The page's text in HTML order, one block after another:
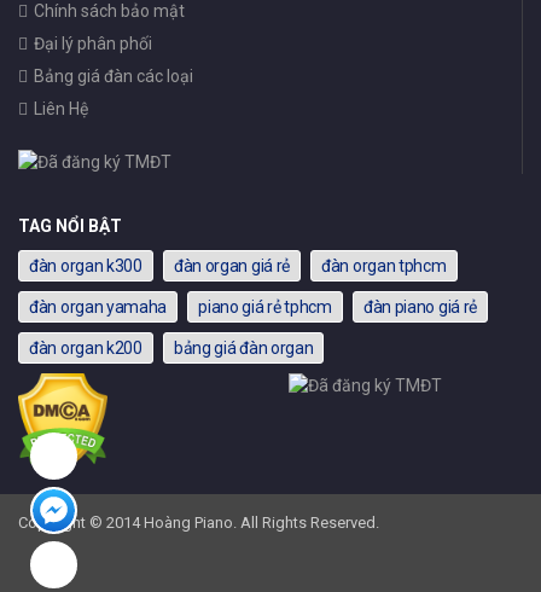
Chính sách bảo mật
Đại lý phân phối
Bảng giá đàn các loại
Liên Hệ
TAG NỔI BẬT
đàn organ k300 đàn organ giá rẻ đàn organ tphcm
đàn organ yamaha piano giá rẻ tphcm đàn piano giá rẻ
đàn organ k200 bảng giá đàn organ
Copyright © 2014 Hoàng Piano. All Rights Reserved.